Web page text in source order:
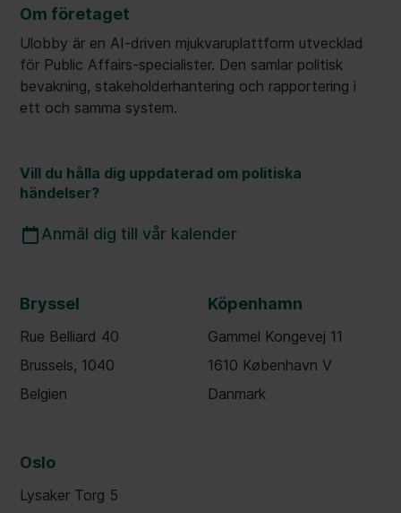
Om företaget
Ulobby är en AI-driven mjukvaruplattform utvecklad
för Public Affairs-specialister. Den samlar politisk
bevakning, stakeholderhantering och rapportering i
ett och samma system.
Vill du hålla dig uppdaterad om politiska
händelser?
Anmäl dig till vår kalender
Bryssel
Rue Belliard 40
Brussels, 1040
Belgien
Köpenhamn
Gammel Kongevej 11
1610 København V
Danmark
Oslo
Lysaker Torg 5